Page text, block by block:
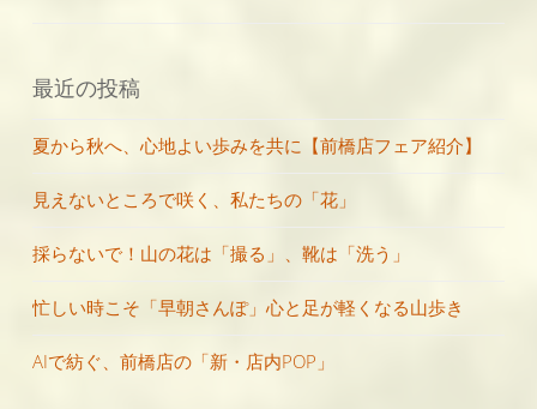
最近の投稿
夏から秋へ、心地よい歩みを共に【前橋店フェア紹介】
見えないところで咲く、私たちの「花」
採らないで！山の花は「撮る」、靴は「洗う」
忙しい時こそ「早朝さんぽ」心と足が軽くなる山歩き
AIで紡ぐ、前橋店の「新・店内POP」